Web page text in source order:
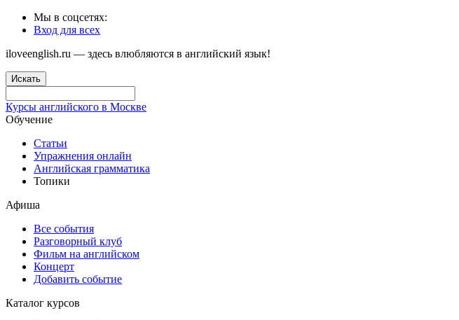
Мы в соцсетях:
Вход для всех
iloveenglish.ru — здесь влюбляются в английский язык!
Искать
Курсы английского в Москве
Обучение
Статьи
Упражнения онлайн
Английская грамматика
Топики
Афиша
Все события
Разговорный клуб
Фильм на английском
Концерт
Добавить событие
Каталог курсов